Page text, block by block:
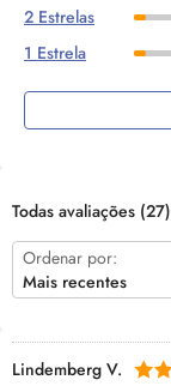
2 Estrelas
1 Estrela
Todas avaliações (27)
Ordenar por:
Mais recentes
Lindemberg V.